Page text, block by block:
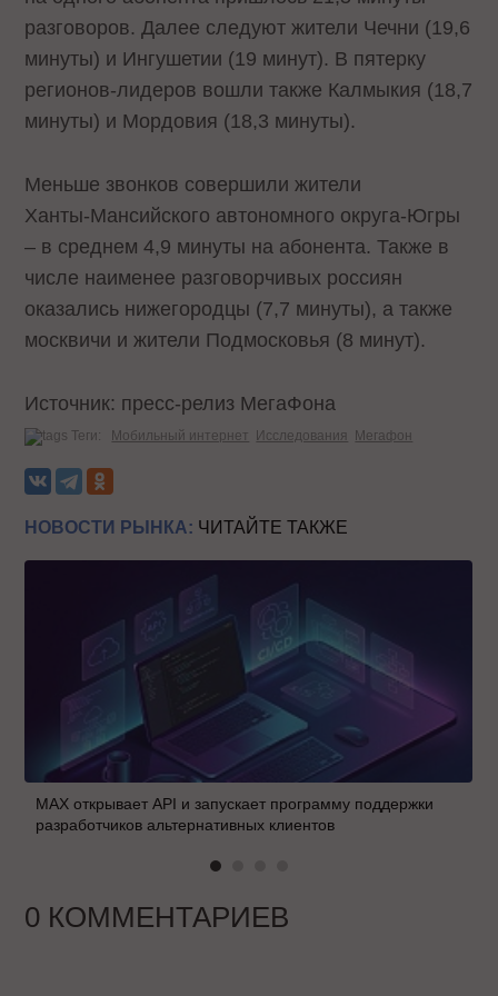
разговоров. Далее следуют жители Чечни (19,6
минуты) и Ингушетии (19 минут). В пятерку
регионов-лидеров вошли также Калмыкия (18,7
минуты) и Мордовия (18,3 минуты).
Меньше звонков совершили жители
Ханты‑Мансийского автономного округа-Югры
– в среднем 4,9 минуты на абонента. Также в
числе наименее разговорчивых россиян
оказались нижегородцы (7,7 минуты), а также
москвичи и жители Подмосковья (8 минут).
Источник: пресс-релиз МегаФона
Теги: Мобильный интернет Исследования Мегафон
НОВОСТИ РЫНКА: ЧИТАЙТЕ ТАКЖЕ
MAX открывает API и запускает программу поддержки
разработчиков альтернативных клиентов
0 КОММЕНТАРИЕВ